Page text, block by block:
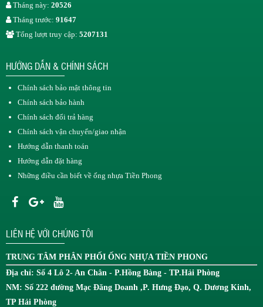
Tháng này: 20526
Tháng trước: 91647
Tổng lượt truy cập: 5207131
HƯỚNG DẪN & CHÍNH SÁCH
Chính sách bảo mật thông tin
Chính sách bảo hành
Chính sách đổi trả hàng
Chính sách vận chuyển/giao nhận
Hướng dẫn thanh toán
Hướng dẫn đặt hàng
Những điều cần biết về ống nhựa Tiền Phong
LIÊN HỆ VỚI CHÚNG TÔI
TRUNG TÂM PHÂN PHỐI ỐNG NHỰA TIỀN PHONG
Địa chỉ: Số 4 Lô 2- An Chân - P.Hồng Bàng - TP.Hải Phòng
NM: Số 222 đường Mạc Đăng Doanh ,P. Hưng Đạo, Q. Dương Kinh,
TP Hải Phòng